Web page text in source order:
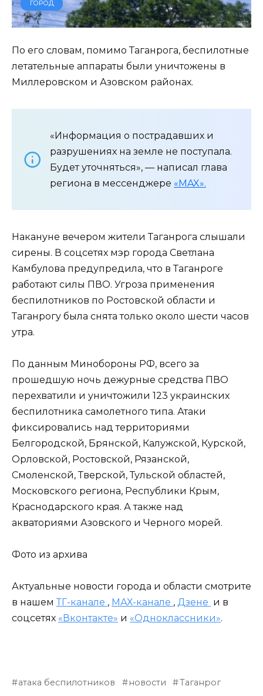
ГОРОД
По его словам, помимо Таганрога, беспилотные
летательные аппараты были уничтожены в
Миллеровском и Азовском районах.
«Информация о пострадавших и
разрушениях на земле не поступала.
Будет уточняться», — написал глава
региона в мессенджере «MAX».
Накануне вечером жители Таганрога слышали
сирены. В соцсетях мэр города Светлана
Камбулова предупредила, что в Таганроге
работают силы ПВО. Угроза применения
беспилотников по Ростовской области и
Таганрогу была снята только около шести часов
утра.
По данным Минобороны РФ, всего за
прошедшую ночь дежурные средства ПВО
перехватили и уничтожили 123 украинских
беспилотника самолетного типа. Атаки
фиксировались над территориями
Белгородской, Брянской, Калужской, Курской,
Орловской, Ростовской, Рязанской,
Смоленской, Тверской, Тульской областей,
Московского региона, Республики Крым,
Краснодарского края. А также над
акваториями Азовского и Черного морей.
Фото из архива
Актуальные новости города и области смотрите
в нашем ТГ-канале , МАХ-канале , Дзене и в
соцсетях «Вконтакте» и «Одноклассники».
атака беспилотников новости Таганрог